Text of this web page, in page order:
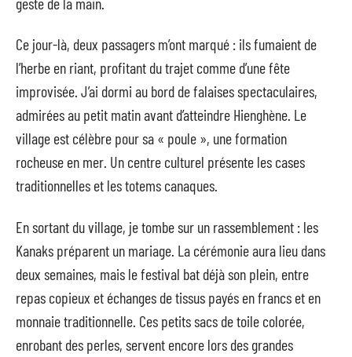
Ce jour-là, deux passagers m’ont marqué : ils fumaient de
l’herbe en riant, profitant du trajet comme d’une fête
improvisée. J’ai dormi au bord de falaises spectaculaires,
admirées au petit matin avant d’atteindre Hienghène. Le
village est célèbre pour sa « poule », une formation
rocheuse en mer. Un centre culturel présente les cases
traditionnelles et les totems canaques.
En sortant du village, je tombe sur un rassemblement : les
Kanaks préparent un mariage. La cérémonie aura lieu dans
deux semaines, mais le festival bat déjà son plein, entre
repas copieux et échanges de tissus payés en francs et en
monnaie traditionnelle. Ces petits sacs de toile colorée,
enrobant des perles, servent encore lors des grandes